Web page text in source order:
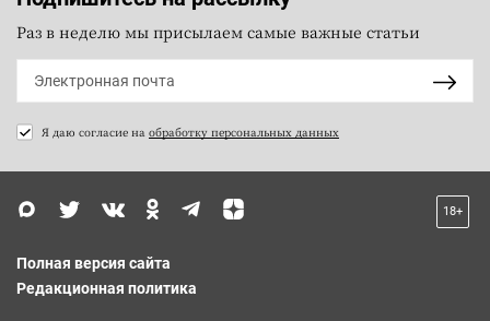
Раз в неделю мы присылаем самые важные статьи
Я даю согласие на обработку персональных данных
18+
Полная версия сайта
Редакционная политика